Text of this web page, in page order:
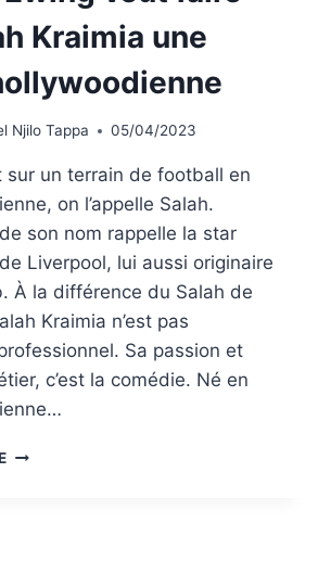
Kraimia une
Njilo Tappa 05/04/2023
sur un terrain de football en
on l’appelle Salah.
de son nom rappelle la star
Liverpool, lui aussi originaire
À la différence du Salah de
Kraimia n’est pas
Sa passion et
c’est la comédie. Né en